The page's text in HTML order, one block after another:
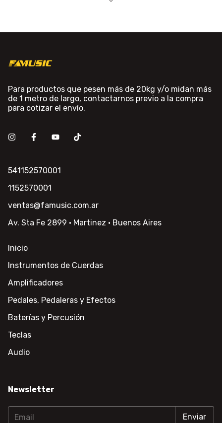
Para productos que pesen más de 20kg y/o midan más
de 1 metro de largo, contactarnos previo a la compra
para cotizar el envío.
541152570001
1152570001
ventas@famusic.com.ar
Av. Sta Fe 2899 · Martinez · Buenos Aires
Inicio
Instrumentos de Cuerdas
Amplificadores
Pedales, Pedaleras y Efectos
Baterías y Percusión
Teclas
Audio
Newsletter